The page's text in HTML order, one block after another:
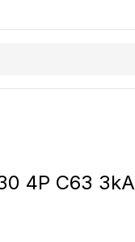
4P C63 3kA